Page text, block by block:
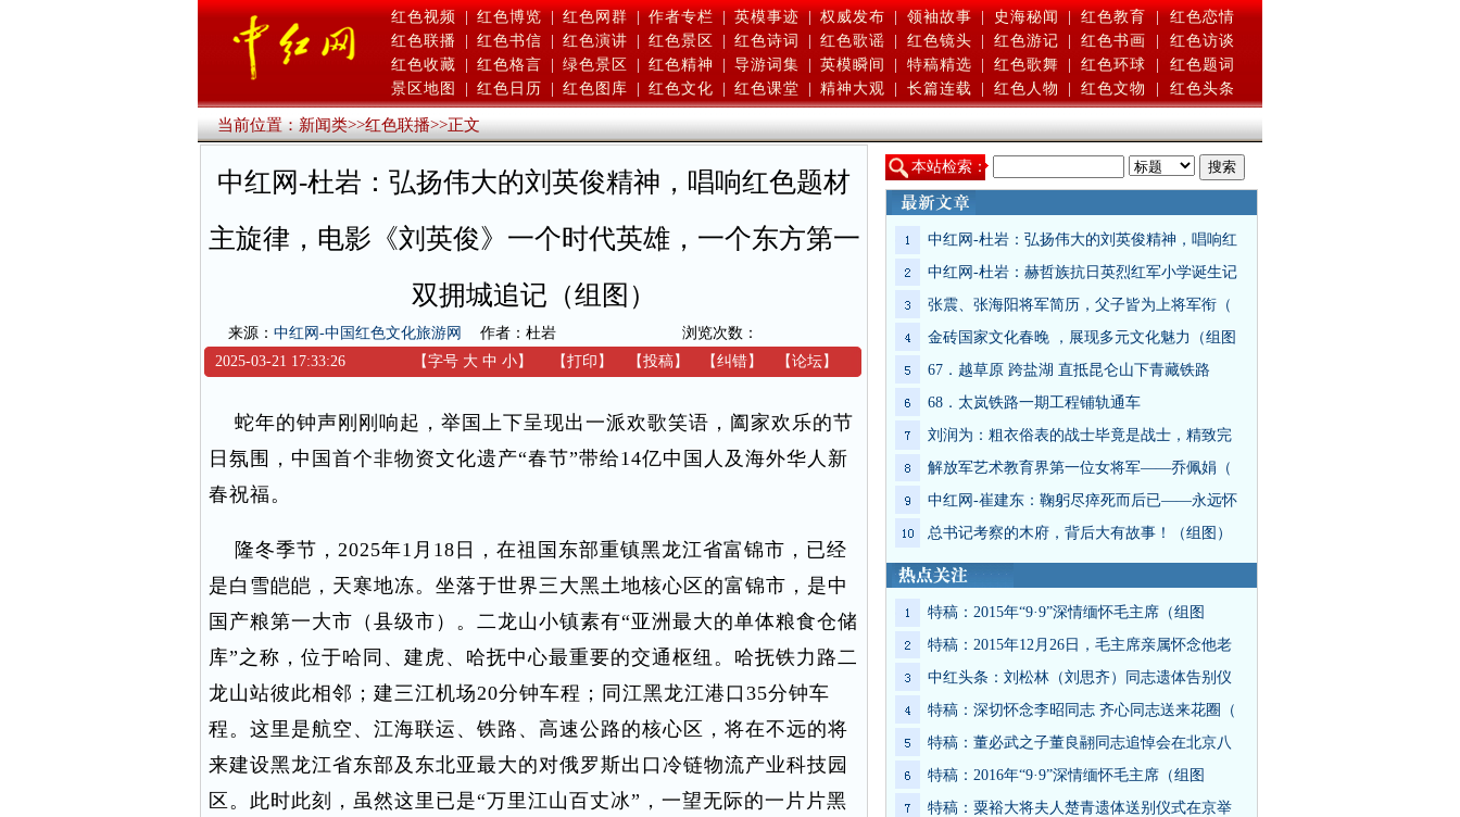
红色视频 | 红色博览 | 红色网群 | 作者专栏 | 英模事迹 | 权威发布 | 领袖故事 | 史海秘闻 | 红色教育 |
红色恋情
红色联播
红色书信 红色演讲 红色景区 红色诗词 红色歌谣 红色镜头 红色游记 红色书画
红色访谈
红色收藏
红色格言 绿色景区 红色精神 导游词集 英模瞬间 特稿精选 红色歌舞 红色环球
红色题词
景区地图
红色日历 红色图库 红色文化 红色课堂 精神大观 长篇连载 红色人物 红色文物 红色头条
当前位置：新闻类>>红色联播>>正文
中红网-杜岩：弘扬伟大的刘英俊精神，唱响红色题材
主旋律，电影《刘英俊》一个时代英雄，一个东方第一
双拥城追记（组图）
来源： 中红网-中国红色文化旅游网 作者：杜岩
浏览次数：
2025-03-21 17:33:26
【字号 大 中 小】 【打印 】 【投稿】 【纠错】 【论坛】
蛇年的钟声刚刚响起，举国上下呈现出一派欢歌笑语，阖家欢乐的节
日氛围，中国首个非物资文化遗产“春节”带给14亿中国人及海外华人新
春祝福。
隆冬季节，2025年1月18日，在祖国东部重镇黑龙江省富锦市，已经
是白雪皑皑，天寒地冻。坐落于世界三大黑土地核心区的富锦市，是中
国产粮第一大市（县级市）。二龙山小镇素有“亚洲最大的单体粮食仓储
库”之称，位于哈同、建虎、哈抚中心最重要的交通枢纽。哈抚铁力路二
龙山站彼此相邻；建三江机场20分钟车程；同江黑龙江港口35分钟车
程。这里是航空、江海联运、铁路、高速公路的核心区，将在不远的将
来建设黑龙江省东部及东北亚最大的对俄罗斯出口冷链物流产业科技园
区。此时此刻，虽然这里已是“万里江山百丈冰”，一望无际的一片片黑
本站检索：
中红网-杜岩：弘扬伟大的刘英俊精神，唱响红
中红网-杜岩：赫哲族抗日英烈红军小学诞生记
张震、张海阳将军简历，父子皆为上将军衔（
金砖国家文化春晚 ，展现多元文化魅力（组图
67．越草原 跨盐湖 直抵昆仑山下青藏铁路
68．太岚铁路一期工程铺轨通车
刘润为：粗衣俗表的战士毕竟是战士，精致完
解放军艺术教育界第一位女将军——乔佩娟（
中红网-崔建东：鞠躬尽瘁死而后已——永远怀
总书记考察的木府，背后大有故事！（组图）
特稿：2015年“9·9”深情缅怀毛主席（组图
特稿：2015年12月26日，毛主席亲属怀念他老
中红头条：刘松林（刘思齐）同志遗体告别仪
特稿：深切怀念李昭同志 齐心同志送来花圈（
特稿：董必武之子董良翮同志追悼会在北京八
特稿：2016年“9·9”深情缅怀毛主席（组图
特稿：粟裕大将夫人楚青遗体送别仪式在京举